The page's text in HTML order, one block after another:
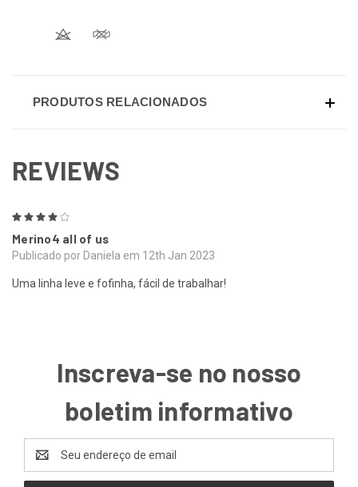
PRODUTOS RELACIONADOS
REVIEWS
Merino4 all of us
Publicado por Daniela em 12th Jan 2023
Uma linha leve e fofinha, fácil de trabalhar!
Inscreva-se no nosso
boletim informativo
de
email